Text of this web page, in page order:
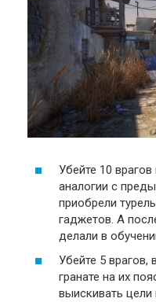
Убейте 10
аналогии с
приобрели
гаджетов. А
делали в
Убейте 5 врагов,
гранате на их
выискивать цели